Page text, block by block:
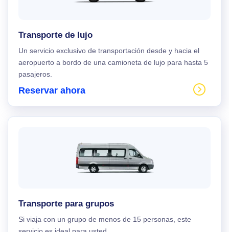
Transporte de lujo
Un servicio exclusivo de transportación desde y hacia el
aeropuerto a bordo de una camioneta de lujo para hasta 5
pasajeros.
Reservar ahora
Transporte para grupos
Si viaja con un grupo de menos de 15 personas, este